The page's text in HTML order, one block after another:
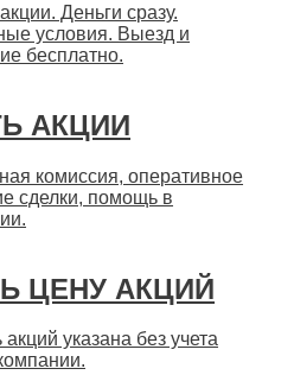
Деньги сразу.
условия. Выезд и
бесплатно.
АКЦИИ
комиссия, оперативное
сделки, помощь в
ЦЕНУ АКЦИЙ
указана без учета